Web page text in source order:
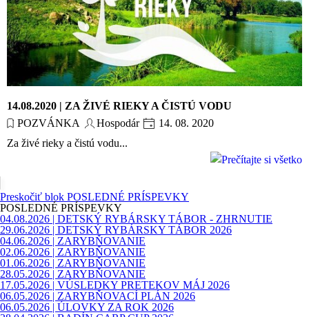
14.08.2020 | ZA ŽIVÉ RIEKY A ČISTÚ VODU
POZVÁNKA
Hospodár
14. 08. 2020
Za živé rieky a čistú vodu...
Preskočiť blok POSLEDNÉ PRÍSPEVKY
POSLEDNÉ PRÍSPEVKY
04.08.2026 | DETSKÝ RYBÁRSKY TÁBOR - ZHRNUTIE
29.06.2026 | DETSKÝ RYBÁRSKY TÁBOR 2026
04.06.2026 | ZARYBŇOVANIE
02.06.2026 | ZARYBŇOVANIE
01.06.2026 | ZARYBŇOVANIE
28.05.2026 | ZARYBŇOVANIE
17.05.2026 | VÚSLEDKY PRETEKOV MÁJ 2026
06.05.2026 | ZARYBŇOVACÍ PLÁN 2026
06.05.2026 | ÚLOVKY ZA ROK 2026